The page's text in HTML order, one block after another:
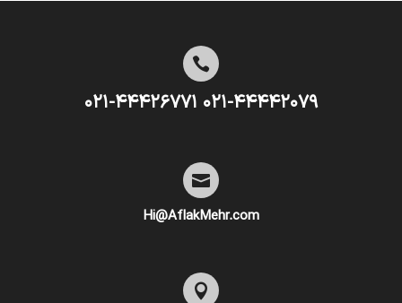

۰۲۱-۴۴۴۴۲۰۷۹ ۰۲۱-۴۴۴۲۶۷۷۱

Hi@AflakMehr.com
